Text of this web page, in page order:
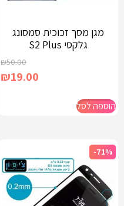
מגן מסך זכוכית סמסונג
גלקסי S2 Plus
₪50.00
₪19.00
הוספה לסל
-71%